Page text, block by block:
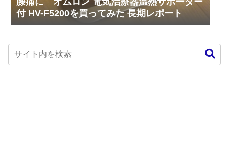
付 HV-F5200を買ってみた 長期レポート